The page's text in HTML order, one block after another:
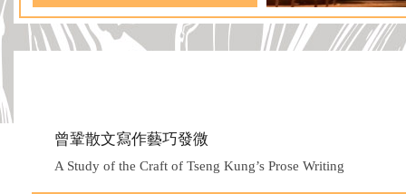
曾鞏散文寫作藝巧發微
A Study of the Craft of Tseng Kung’s Prose Writing